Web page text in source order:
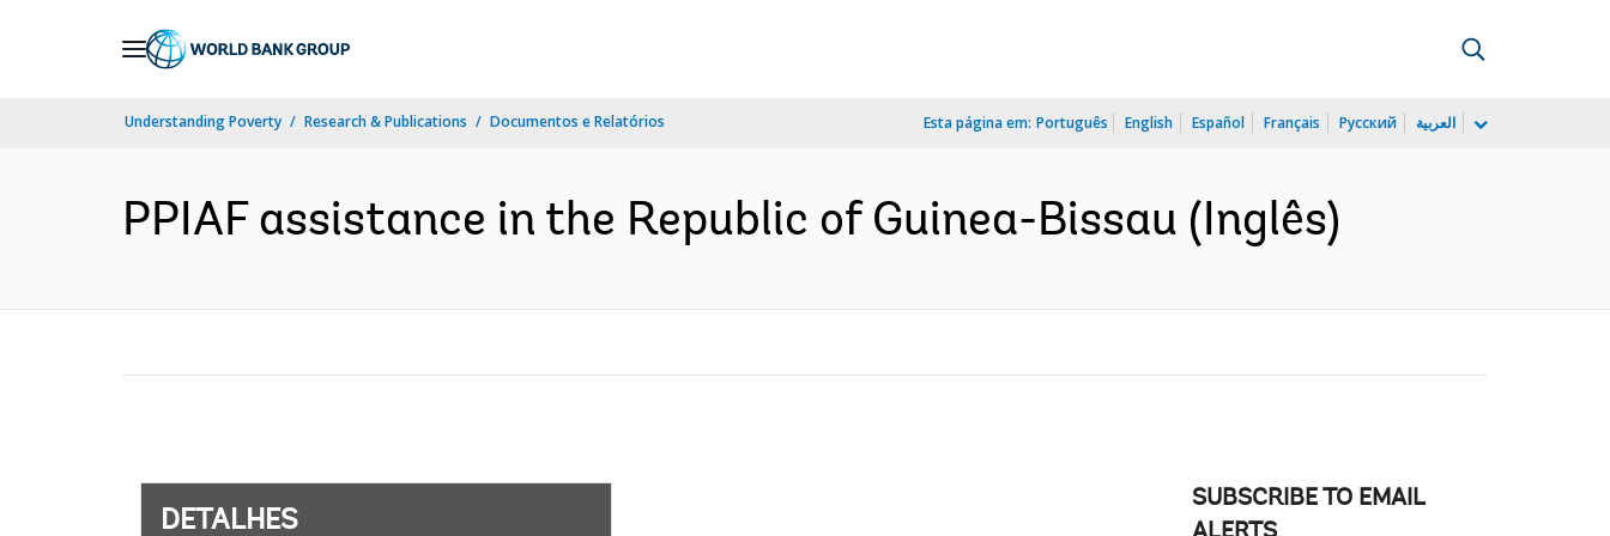
Understanding Poverty Research & Publications Documentos e Relatórios Esta página em: Português English Español Français Русский العربية
PPIAF assistance in the Republic of Guinea-Bissau (Inglês)
DETALHES
SUBSCRIBE TO EMAIL